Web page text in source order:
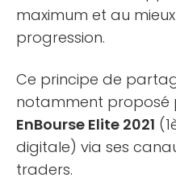
maximum et au
progression.
Ce principe de
notamment proposé
EnBourse Elite 2021
digitale) via ses
traders.